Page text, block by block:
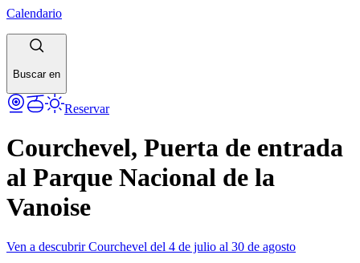
Calendario
Buscar en
Reservar
Courchevel, Puerta de entrada
al Parque Nacional de la
Vanoise
Ven a descubrir Courchevel del 4 de julio al 30 de agosto